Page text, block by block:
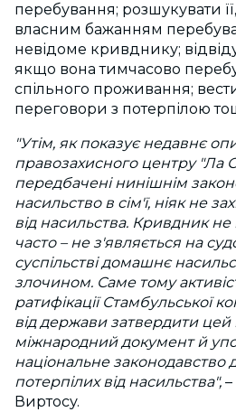
перебування; розшукувати
власним бажанням
невідоме кривднику;
якщо вона тимчасово
спільного проживання;
переговори з потерпілою
"Утім, як показує недавнє
правозахисного центру "Ла
передбачені нинішнім
насильство в сім'ї, ніяк не
від насильства. Кривдник не
часто – не з'являється на
суспільстві домашнє
злочином. Саме тому
ратифікації Стамбульської
від держави затвердити
міжнародний документ й
національне законодавство
потерпілих від насильства",
Виртосу.